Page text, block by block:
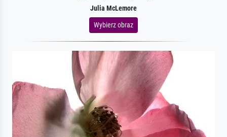
Julia McLemore
Wybierz obraz